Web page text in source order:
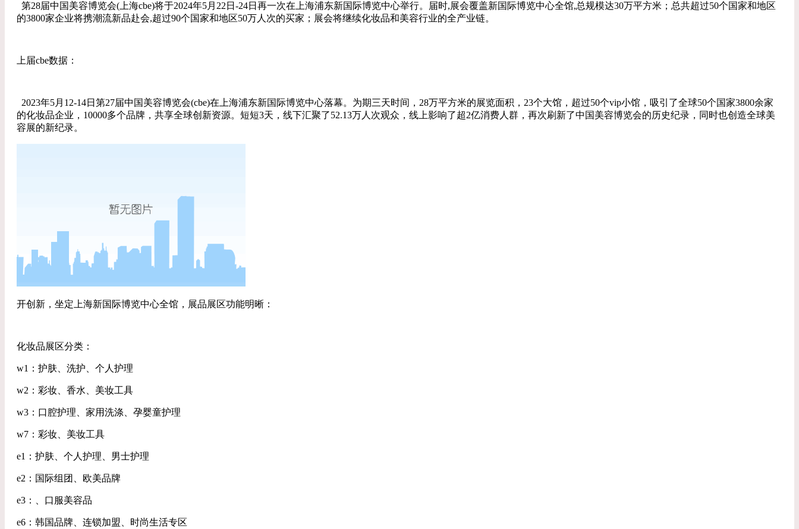
第28届中国美容博览会(上海cbe)将于2024年5月22日-24日再一次在上海浦东新国际博览中心举行。届时,展会覆盖新国际博览中心全馆,总规模达30万平方米；总共超过50个国家和地区
的3800家企业将携潮流新品赴会,超过90个国家和地区50万人次的买家；展会将继续化妆品和美容行业的全产业链。
上届cbe数据：
2023年5月12-14日第27届中国美容博览会(cbe)在上海浦东新国际博览中心落幕。为期三天时间，28万平方米的展览面积，23个大馆，超过50个vip小馆，吸引了全球50个国家3800余家
的化妆品企业，10000多个品牌，共享全球创新资源。短短3天，线下汇聚了52.13万人次观众，线上影响了超2亿消费人群，再次刷新了中国美容博览会的历史纪录，同时也创造全球美
容展的新纪录。
开创新，坐定上海新国际博览中心全馆，展品展区功能明晰：
化妆品展区分类：
w1：护肤、洗护、个人护理
w2：彩妆、香水、美妆工具
w3：口腔护理、家用洗涤、孕婴童护理
w7：彩妆、美妆工具
e1：护肤、个人护理、男士护理
e2：国际组团、欧美品牌
e3：、口服美容品
e6：韩国品牌、连锁加盟、时尚生活专区